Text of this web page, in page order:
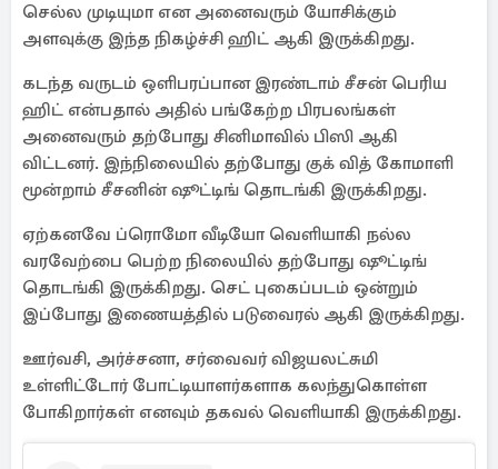
செல்ல முடியுமா என அனைவரும் யோசிக்கும்
அளவுக்கு இந்த நிகழ்ச்சி ஹிட் ஆகி இருக்கிறது.
கடந்த வருடம் ஒளிபரப்பான இரண்டாம் சீசன் பெரிய
ஹிட் என்பதால் அதில் பங்கேற்ற பிரபலங்கள்
அனைவரும் தற்போது சினிமாவில் பிஸி ஆகி
விட்டனர். இந்நிலையில் தற்போது குக் வித் கோமாளி
மூன்றாம் சீசனின் ஷூட்டிங் தொடங்கி இருக்கிறது.
ஏற்கனவே ப்ரொமோ வீடியோ வெளியாகி நல்ல
வரவேற்பை பெற்ற நிலையில் தற்போது ஷூட்டிங்
தொடங்கி இருக்கிறது. செட் புகைப்படம் ஒன்றும்
இப்போது இணையத்தில் படுவைரல் ஆகி இருக்கிறது.
ஊர்வசி, அர்ச்சனா, சர்வைவர் விஜயலட்சுமி
உள்ளிட்டோர் போட்டியாளர்களாக கலந்துகொள்ள
போகிறார்கள் எனவும் தகவல் வெளியாகி இருக்கிறது.